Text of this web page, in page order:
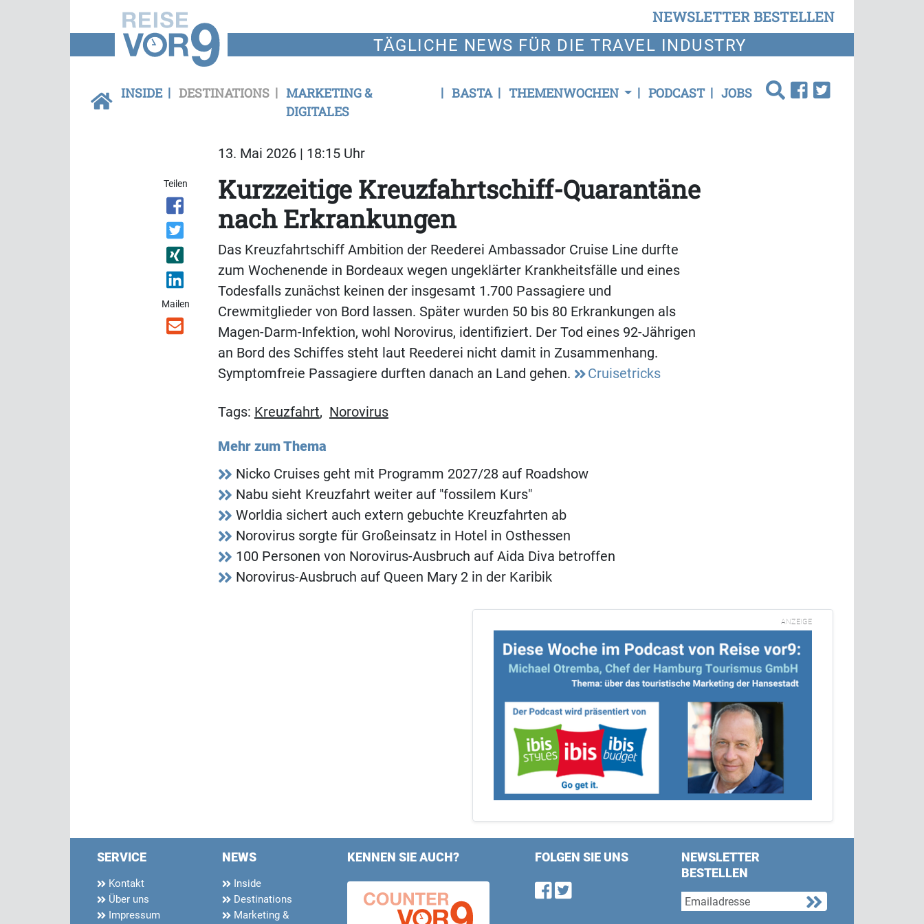
NEWSLETTER BESTELLEN
TÄGLICHE NEWS FÜR DIE TRAVEL INDUSTRY
INSIDE DESTINATIONS
MARKETING &
DIGITALES
BASTA THEMENWOCHEN PODCAST JOBS
13. Mai 2026 | 18:15 Uhr
Teilen
Mailen
Kurzzeitige Kreuzfahrtschiff-Quarantäne
nach Erkrankungen
Das Kreuzfahrtschiff Ambition der Reederei Ambassador Cruise Line durfte
zum Wochenende in Bordeaux wegen ungeklärter Krankheitsfälle und eines
Todesfalls zunächst keinen der insgesamt 1.700 Passagiere und
Crewmitglieder von Bord lassen. Später wurden 50 bis 80 Erkrankungen als
Magen-Darm-Infektion, wohl Norovirus, identifiziert. Der Tod eines 92-Jährigen
an Bord des Schiffes steht laut Reederei nicht damit in Zusammenhang.
Symptomfreie Passagiere durften danach an Land gehen.
Cruisetricks
Tags: Kreuzfahrt, Norovirus
Mehr zum Thema
Nicko Cruises geht mit Programm 2027/28 auf Roadshow
Nabu sieht Kreuzfahrt weiter auf "fossilem Kurs"
Worldia sichert auch extern gebuchte Kreuzfahrten ab
Norovirus sorgte für Großeinsatz in Hotel in Osthessen
100 Personen von Norovirus-Ausbruch auf Aida Diva betroffen
Norovirus-Ausbruch auf Queen Mary 2 in der Karibik
ANZEIGE
SERVICE
Kontakt
Über uns
Impressum
NEWS
Inside
Destinations
Marketing &
KENNEN SIE AUCH? FOLGEN SIE UNS
Find us on Facebook
Follow us on Twitter
NEWSLETTER
BESTELLEN